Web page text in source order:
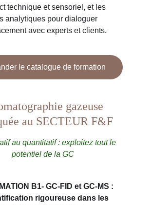
technique et sensoriel, et les
analytiques pour dialoguer
avec experts et clients.
gazeuse
au SECTEUR F&F
au quantitatif : exploitez tout le
potentiel de la GC
B1- GC-FID et GC-MS :
rigoureuse dans les
le catalogue de formation